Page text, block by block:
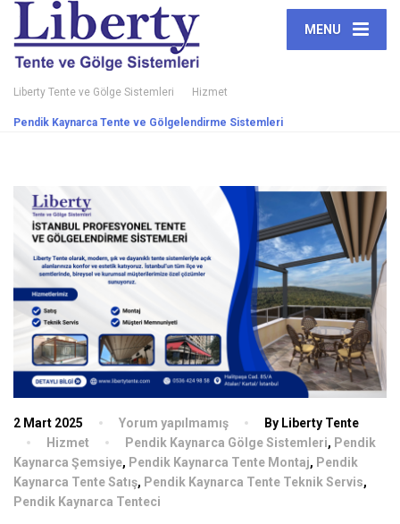
MENU
Liberty Tente ve Gölge Sistemleri Hizmet
Pendik Kaynarca Tente ve Gölgelendirme Sistemleri
2 Mart 2025 Yorum yapılmamış
By Liberty Tente
Hizmet
Pendik Kaynarca Gölge Sistemleri, Pendik
Kaynarca Şemsiye, Pendik Kaynarca Tente Montaj, Pendik
Kaynarca Tente Satış, Pendik Kaynarca Tente Teknik Servis,
Pendik Kaynarca Tenteci